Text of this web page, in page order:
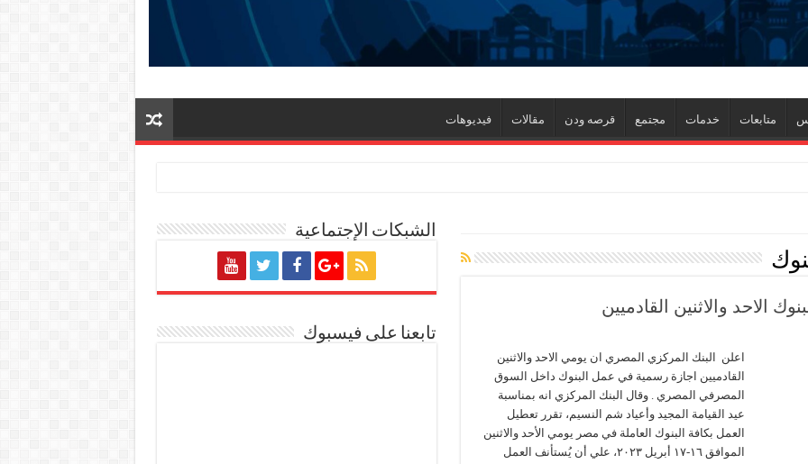
متابعات خدمات مجتمع قرصه ودن مقالات فيديوهات
العالمية آليات تنفيذ مذكرة التفاهم لربط اكتشافات الشركة في قبرص بالبنية التحتية المصرية
والاثنين القادميين
اعلن البنك المركزي المصري ان يومي الاحد والاثنين
القادميين اجازة رسمية في عمل البنوك داخل السوق
المصرفي المصري . وقال البنك المركزي انه بمناسبة
عيد القيامة المجيد وأعياد شم النسيم، تقرر تعطيل
العمل بكافة البنوك العاملة في مصر يومي الأحد والاثنين
الموافق ١٦-١٧ أبريل ٢٠٢٣، علي أن يُستأنف العمل
الشبكات الإجتماعية
تابعنا على فيسبوك